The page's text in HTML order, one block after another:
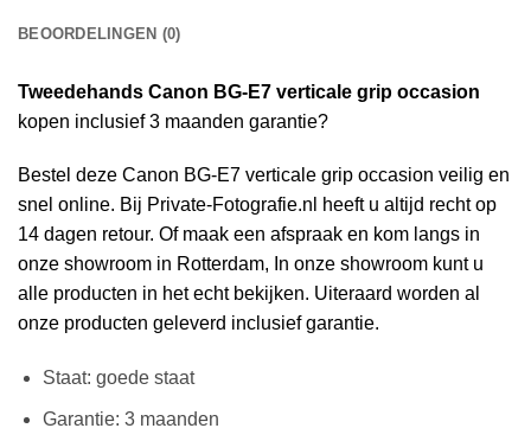
BEOORDELINGEN (0)
Tweedehands Canon BG-E7 verticale grip occasion
kopen inclusief 3 maanden garantie?
Bestel deze Canon BG-E7 verticale grip occasion veilig en
snel online. Bij Private-Fotografie.nl heeft u altijd recht op
14 dagen retour. Of maak een afspraak en kom langs in
onze showroom in Rotterdam, In onze showroom kunt u
alle producten in het echt bekijken. Uiteraard worden al
onze producten geleverd inclusief garantie.
Staat: goede staat
Garantie: 3 maanden